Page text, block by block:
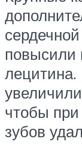
повысили
лецитина.
чтобы при
зубов